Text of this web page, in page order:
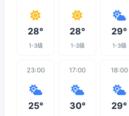
28°
1-3级
28°
1-3级
29°
1-3级
23:00
25°
17:00
30°
18:00
29°